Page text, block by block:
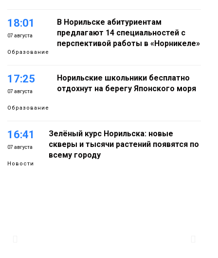
18:01
07 августа
Образование
В Норильске абитуриентам
предлагают 14 специальностей с
перспективой работы в «Норникеле»
17:25
07 августа
Образование
Норильские школьники бесплатно
отдохнут на берегу Японского моря
16:41
07 августа
Новости
Зелёный курс Норильска: новые
скверы и тысячи растений появятся по
всему городу